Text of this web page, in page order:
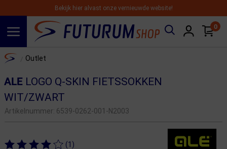
Bekijk hier alvast onze vernieuwde website!
0
Home Outlet
ALELOGO Q-SKIN FIETSSOKKEN
WIT/ZWART
Artikelnummer: 6539-0262-001-N2003
(1)